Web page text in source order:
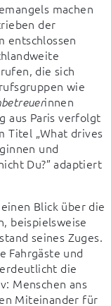
machen
der
entschlossen
die sich
wie
innen
aus Paris verfolgt
Titel „What drives
und
Du?” adaptiert
Blick über die
beispielsweise
seines Zuges.
Fahrgäste und
die
Menschen ans
Miteinander für